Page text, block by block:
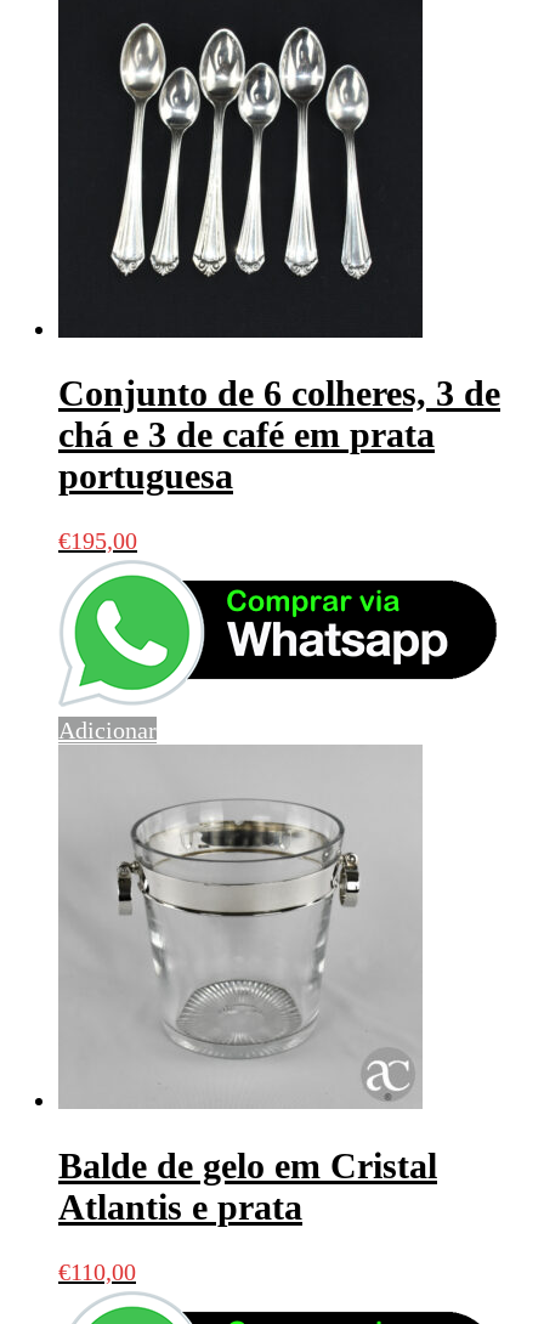
Conjunto de 6 colheres, 3 de
chá e 3 de café em prata
portuguesa
€195,00
Adicionar
Balde de gelo em Cristal
Atlantis e prata
€110,00